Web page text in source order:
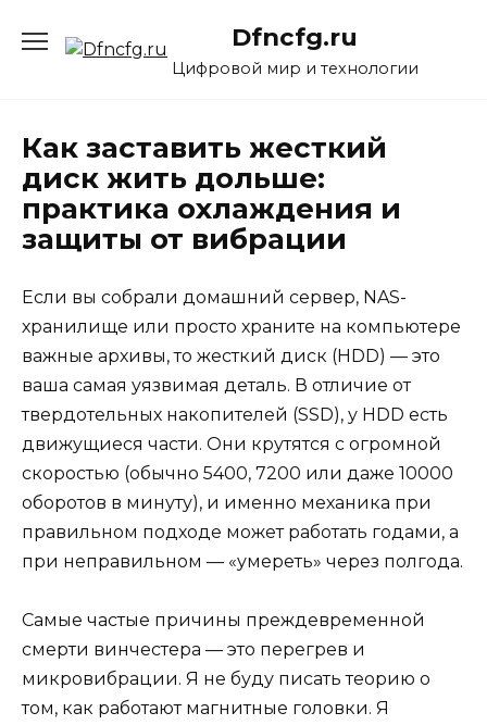
содержанию
Dfncfg.ru
Цифровой мир и технологии
Как заставить жесткий
диск жить дольше:
практика охлаждения и
защиты от вибрации
Если вы собрали домашний сервер, NAS-
хранилище или просто храните на компьютере
важные архивы, то жесткий диск (HDD) — это
ваша самая уязвимая деталь. В отличие от
твердотельных накопителей (SSD), у HDD есть
движущиеся части. Они крутятся с огромной
скоростью (обычно 5400, 7200 или даже 10000
оборотов в минуту), и именно механика при
правильном подходе может работать годами, а
при неправильном — «умереть» через полгода.
Самые частые причины преждевременной
смерти винчестера — это перегрев и
микровибрации. Я не буду писать теорию о
том, как работают магнитные головки. Я